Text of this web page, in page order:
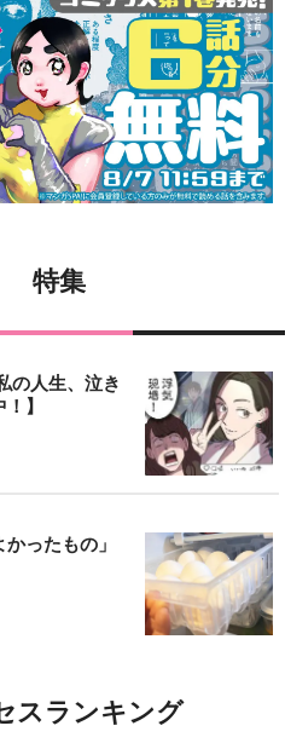
特集
の人生、泣き
】
ったもの」
スランキング